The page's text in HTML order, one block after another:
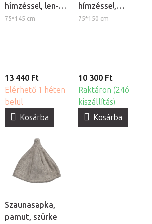
hímzéssel, len-
pamut,
75*145 cm
13 440 Ft
Elérhető 1 héten
belül
Kosárba
hímzéssel,
pamut, fehér
75*150 cm
10 300 Ft
Raktáron (24ó
kiszállítás)
Kosárba
Szaunasapka,
pamut, szürke